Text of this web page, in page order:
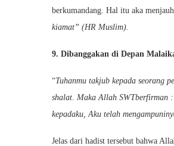
berkumandang. Hal itu aka
kiamat” (HR Muslim).
9. Dibanggakan di Depan
“Tuhanmu takjub kepada seorang
shalat. Maka Allah SWTberfirman
kepadaku, Aku telah
Jelas dari hadist tersebut bahwa